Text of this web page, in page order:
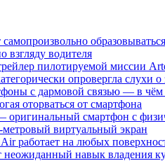
взгляду водителя
пилотируемой миссии
опровергла слухи о
с дармовой связью — в
оторваться от смартфона
смартфон с
виртуальный экран
работает на любых
навык владения